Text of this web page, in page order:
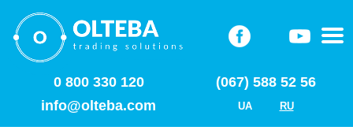
0 800 330 120
(067) 588 52 56
info@olteba.com
UA RU